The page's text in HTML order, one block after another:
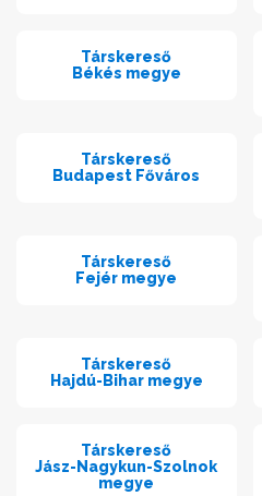
Társkereső
Békés megye
Társkereső
Budapest Főváros
Társkereső
Fejér megye
Társkereső
Hajdú-Bihar megye
Társkereső
Jász-Nagykun-Szolnok
megye